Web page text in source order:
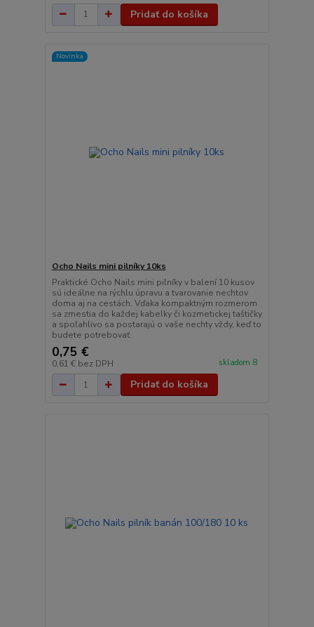
Pridať do košíka
Novinka
Ocho Nails mini pilníky 10ks
Praktické Ocho Nails mini pilníky v balení 10 kusov
sú ideálne na rýchlu úpravu a tvarovanie nechtov
doma aj na cestách. Vďaka kompaktným rozmerom
sa zmestia do každej kabelky či kozmetickej taštičky
a spoľahlivo sa postarajú o vaše nechty vždy, keď to
budete potrebovať.
0,75 €
0,61 € bez DPH skladom 8
Pridať do košíka